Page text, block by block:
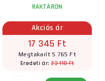
RAKTÁRON
Akciós ár
17 345 Ft
Megtakarít 5 765 Ft
Eredeti ár:23 110 Ft